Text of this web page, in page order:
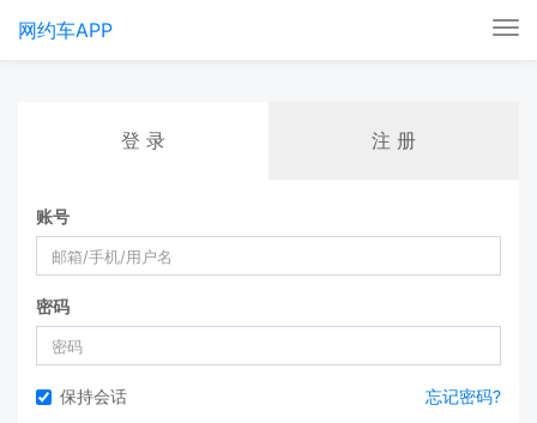
网约车APP
登 录 注 册
账号
密码
保持会话 忘记密码?